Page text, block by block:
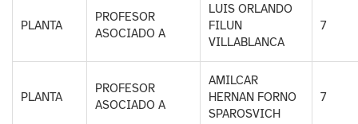
PLANTA
PROFESOR
ASOCIADO A
LUIS ORLANDO
FILUN
VILLABLANCA
7
PLANTA
PROFESOR
ASOCIADO A
AMILCAR
HERNAN FORNO
SPAROSVICH
7